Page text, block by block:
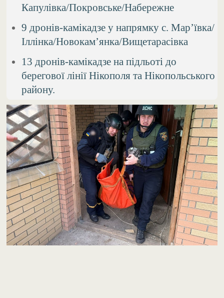
Капулівка/Покровське/Набережне
9 дронів-камікадзе у напрямку с. Мар’ївка/
Іллінка/Новокам’янка/Вищетарасівка
13 дронів-камікадзе на підльоті до
берегової лінії Нікополя та Нікопольського
району.